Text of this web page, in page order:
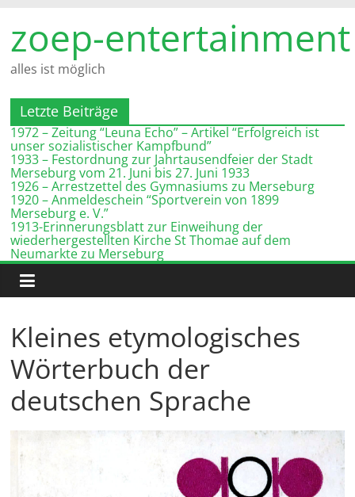
Inhalt
springen
zoep-entertainment
alles ist möglich
Letzte Beiträge
1972 – Zeitung “Leuna Echo” – Artikel “Erfolgreich ist
unser sozialistischer Kampfbund”
1933 – Festordnung zur Jahrtausendfeier der Stadt
Merseburg vom 21. Juni bis 27. Juni 1933
1926 – Arrestzettel des Gymnasiums zu Merseburg
1920 – Anmeldeschein “Sportverein von 1899
Merseburg e. V.”
1913-Erinnerungsblatt zur Einweihung der
wiederhergestellten Kirche St Thomae auf dem
Neumarkte zu Merseburg
Kleines etymologisches
Wörterbuch der
deutschen Sprache